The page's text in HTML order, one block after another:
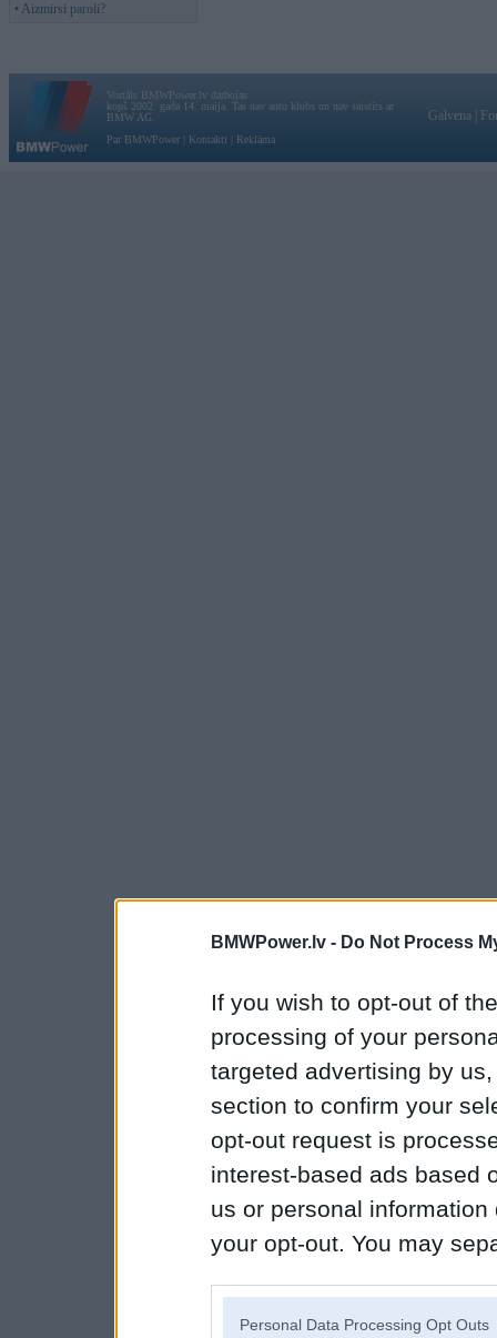
BMWPower.lv - Do Not Process
If you wish to opt-out of
processing of your
targeted advertising by
section to confirm your
opt-out request is
interest-based ads based
us or personal
your opt-out. You may
Personal Data Processing Opt Outs
• Aizmirsi paroli?
Vortāls BMWPower.lv darbojas
kopš 2002. gada 14. maija. Tas nav auto klubs un nav saistīts ar
BMW AG.
Par BMWPower
Kontakti Reklāma
Galvena